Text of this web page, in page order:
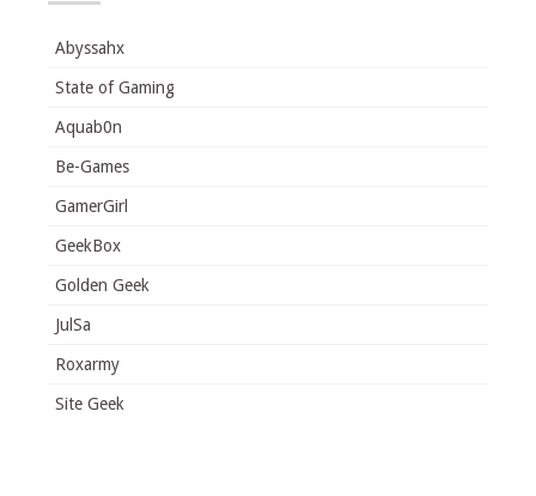
Abyssahx
State of Gaming
Aquab0n
Be-Games
GamerGirl
GeekBox
Golden Geek
JulSa
Roxarmy
Site Geek